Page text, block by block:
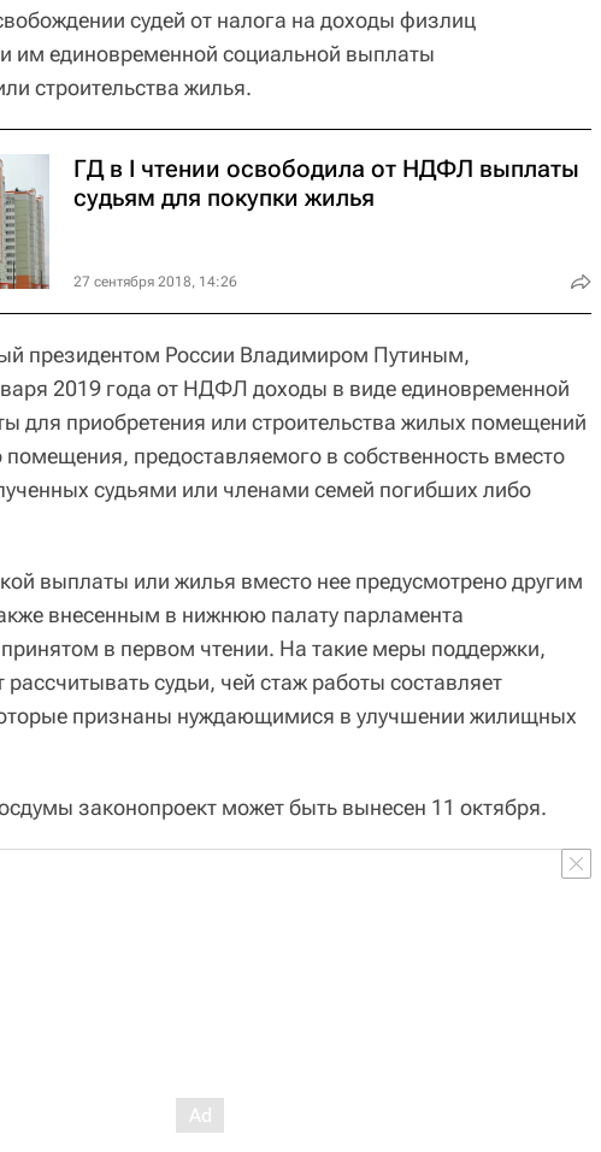
судей от налога на доходы физлиц
им единовременной социальной выплаты
строительства жилья.
ГД в I чтении освободила от НДФЛ выплаты
судьям для покупки жилья
27 сентября 2018, 14:26
президентом России Владимиром Путиным,
2019 года от НДФЛ доходы в виде единовременной
для приобретения или строительства жилых помещений
предоставляемого в собственность вместо
судьями или членами семей погибших либо
выплаты или жилья вместо нее предусмотрено другим
внесенным в нижнюю палату парламента
в первом чтении. На такие меры поддержки,
рассчитывать судьи, чей стаж работы составляет
признаны нуждающимися в улучшении жилищных
законопроект может быть вынесен 11 октября.